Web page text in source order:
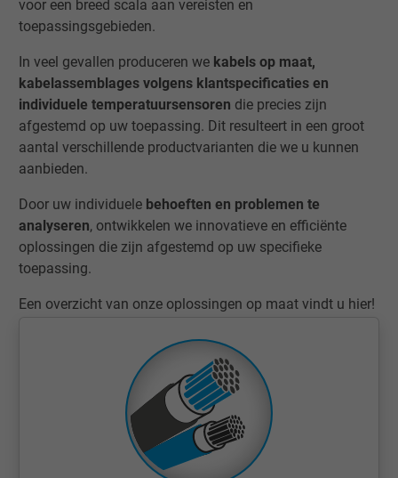
voor een breed scala aan vereisten en
toepassingsgebieden.
In veel gevallen produceren we kabels op maat,
kabelassemblages volgens klantspecificaties en
individuele temperatuursensoren die precies zijn
afgestemd op uw toepassing. Dit resulteert in een groot
aantal verschillende productvarianten die we u kunnen
aanbieden.
Door uw individuele behoeften en problemen te
analyseren, ontwikkelen we innovatieve en efficiënte
oplossingen die zijn afgestemd op uw specifieke
toepassing.
Een overzicht van onze oplossingen op maat vindt u hier!